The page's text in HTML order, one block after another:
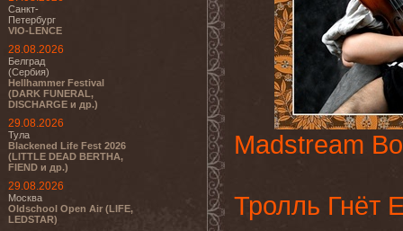
Санкт-
Петербург
VIO-LENCE
28.08.2026
Белград
(Сербия)
Hellhammer Festival
(DARK FUNERAL,
DISCHARGE и др.)
29.08.2026
Тула
Blackened Life Fest 2026
(LITTLE DEAD BERTHA,
FIEND и др.)
29.08.2026
Москва
Oldschool Open Air (LIFE,
LEDSTAR)
Madstream
Тролль Гнёт